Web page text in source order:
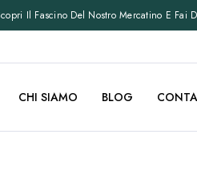
Il Fascino Del Nostro Mercatino E Fai
CHI SIAMO BLOG